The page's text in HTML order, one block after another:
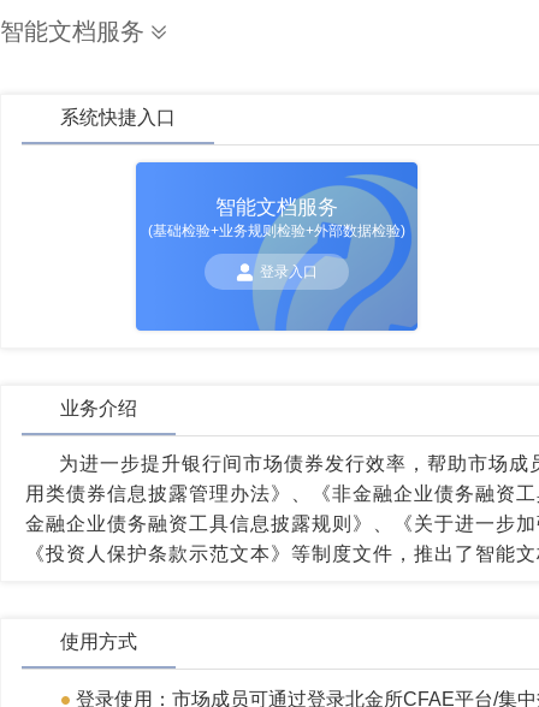
智能文档服务
系统快捷入口
智能文档服务
(基础检验+业务规则检验+外部数据检验)
登录入口
业务介绍
为进一步提升银行间市场债券发行效率，帮助市场
用类债券信息披露管理办法》、《非金融企业债务融资
金融企业债务融资工具信息披露规则》、《关于进一步
《投资人保护条款示范文本》等制度文件，推出了智能
使用方式
登录使用：市场成员可通过登录北金所CFAE平台/集